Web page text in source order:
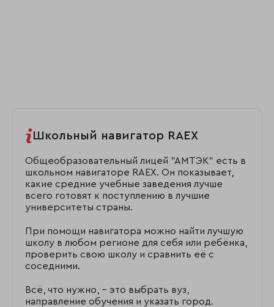
Школьный навигатор RAEX
Общеобразовательный лицей "АМТЭК" есть в
школьном навигаторе RAEX. Он показывает,
какие средние учебные заведения лучше
всего готовят к поступлению в лучшие
университеты страны.
При помощи навигатора можно найти лучшую
школу в любом регионе для себя или ребёнка,
проверить свою школу и сравнить её с
соседними.
Всё, что нужно, – это выбрать вуз,
направление обучения и указать город.